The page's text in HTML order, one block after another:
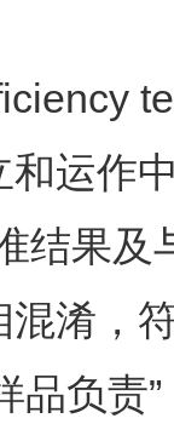
运作
结果
淆，
品负责”